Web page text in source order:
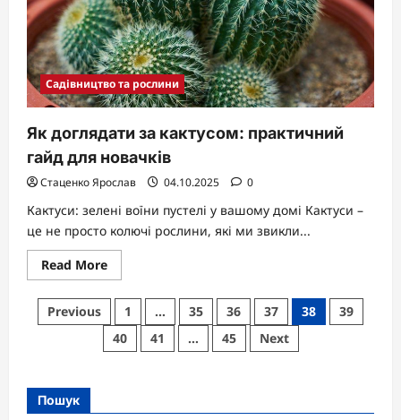
Садівництво та рослини
Як доглядати за кактусом: практичний
гайд для новачків
Стаценко Ярослав 04.10.2025 0
Кактуси: зелені воїни пустелі у вашому домі Кактуси –
це не просто колючі рослини, які ми звикли...
Read MoreRead
more
Як
доглядати
за
кактусом:
практичний
Пагінація
Previous 1 … 35 36 37 38
39
40
41 … 45 Next
Пошук